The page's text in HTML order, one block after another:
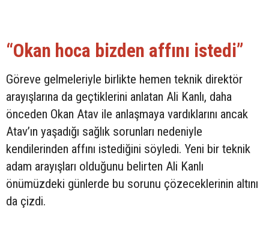
“Okan hoca bizden affını istedi”
Göreve gelmeleriyle birlikte hemen teknik direktör
arayışlarına da geçtiklerini anlatan Ali Kanlı, daha
önceden Okan Atav ile anlaşmaya vardıklarını ancak
Atav’ın yaşadığı sağlık sorunları nedeniyle
kendilerinden affını istediğini söyledi. Yeni bir teknik
adam arayışları olduğunu belirten Ali Kanlı
önümüzdeki günlerde bu sorunu çözeceklerinin altını
da çizdi.